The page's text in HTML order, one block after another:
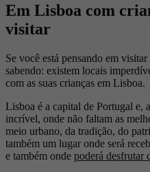
Em Lisboa com
visitar
Se você está pensando em
sabendo: existem locais
com as suas crianças em Lisboa.
Lisboa é a capital de Portugal e,
incrível, onde não faltam as
meio urbano, da tradição, do
também um lugar onde será
e também onde poderá desfrutar